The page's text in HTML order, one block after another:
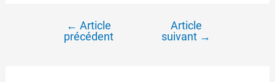
Navigation
← Article
précédent
Article
suivant →